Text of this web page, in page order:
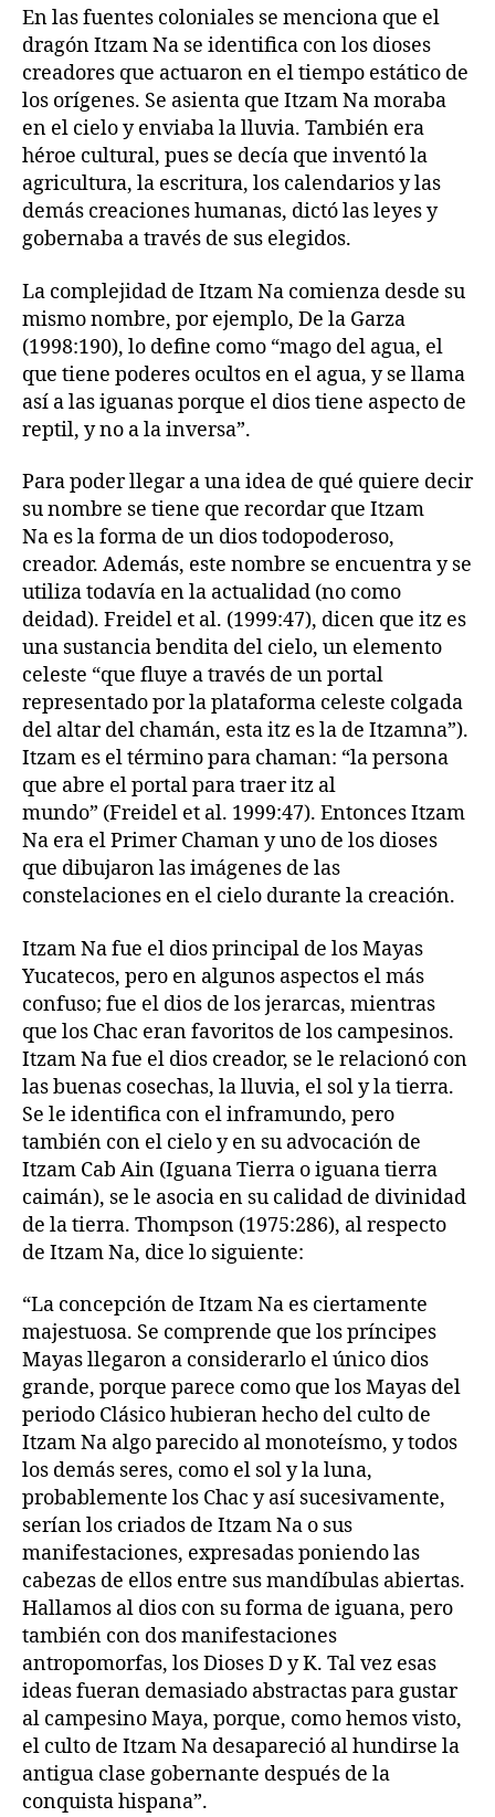
En las fuentes coloniales se menciona que el
dragón Itzam Na se identifica con los dioses
creadores que actuaron en el tiempo estático de
los orígenes. Se asienta que Itzam Na moraba
en el cielo y enviaba la lluvia. También era
héroe cultural, pues se decía que inventó la
agricultura, la escritura, los calendarios y las
demás creaciones humanas, dictó las leyes y
gobernaba a través de sus elegidos.
La complejidad de Itzam Na comienza desde su
mismo nombre, por ejemplo, De la Garza
(1998:190), lo define como “mago del agua, el
que tiene poderes ocultos en el agua, y se llama
así a las iguanas porque el dios tiene aspecto de
reptil, y no a la inversa”.
Para poder llegar a una idea de qué quiere decir
su nombre se tiene que recordar que Itzam
Na es la forma de un dios todopoderoso,
creador. Además, este nombre se encuentra y se
utiliza todavía en la actualidad (no como
deidad). Freidel et al. (1999:47), dicen que itz es
una sustancia bendita del cielo, un elemento
celeste “que fluye a través de un portal
representado por la plataforma celeste colgada
del altar del chamán, esta itz es la de Itzamna”).
Itzam es el término para chaman: “la persona
que abre el portal para traer itz al
mundo” (Freidel et al. 1999:47). Entonces Itzam
Na era el Primer Chaman y uno de los dioses
que dibujaron las imágenes de las
constelaciones en el cielo durante la creación.
Itzam Na fue el dios principal de los Mayas
Yucatecos, pero en algunos aspectos el más
confuso; fue el dios de los jerarcas, mientras
que los Chac eran favoritos de los campesinos.
Itzam Na fue el dios creador, se le relacionó con
las buenas cosechas, la lluvia, el sol y la tierra.
Se le identifica con el inframundo, pero
también con el cielo y en su advocación de
Itzam Cab Ain (Iguana Tierra o iguana tierra
caimán), se le asocia en su calidad de divinidad
de la tierra. Thompson (1975:286), al respecto
de Itzam Na, dice lo siguiente:
“La concepción de Itzam Na es ciertamente
majestuosa. Se comprende que los príncipes
Mayas llegaron a considerarlo el único dios
grande, porque parece como que los Mayas del
periodo Clásico hubieran hecho del culto de
Itzam Na algo parecido al monoteísmo, y todos
los demás seres, como el sol y la luna,
probablemente los Chac y así sucesivamente,
serían los criados de Itzam Na o sus
manifestaciones, expresadas poniendo las
cabezas de ellos entre sus mandíbulas abiertas.
Hallamos al dios con su forma de iguana, pero
también con dos manifestaciones
antropomorfas, los Dioses D y K. Tal vez esas
ideas fueran demasiado abstractas para gustar
al campesino Maya, porque, como hemos visto,
el culto de Itzam Na desapareció al hundirse la
antigua clase gobernante después de la
conquista hispana”.